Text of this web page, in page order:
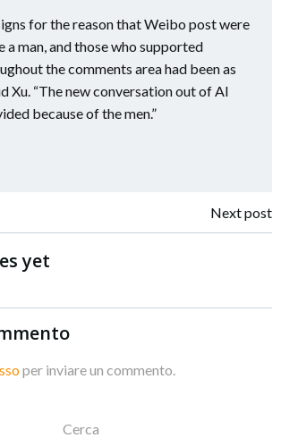
for the reason that Weibo post were
a man, and those who supported
the comments area had been as
Xu. “The new conversation out of AI
because of the men.”
Navigazione
Next post
yet
per inviare un commento.
Cerca